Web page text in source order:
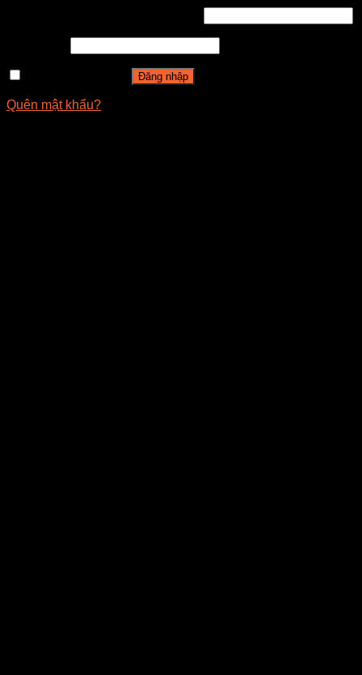
Đăng nhập
Quên mật khẩu?